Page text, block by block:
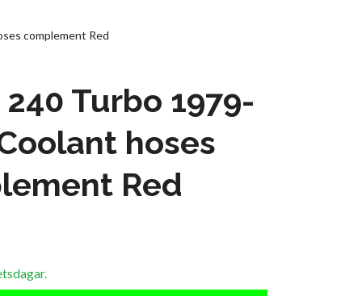
complement Red
Turbo 1979-
hoses
Red